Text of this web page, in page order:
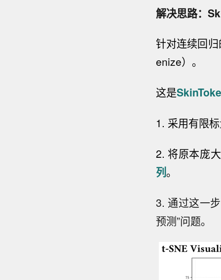
解决思路：
针对连续回
enize） 。
这是
1. 采用有限
2. 将原本庞
列。
3. 通过这一
预测”问题。